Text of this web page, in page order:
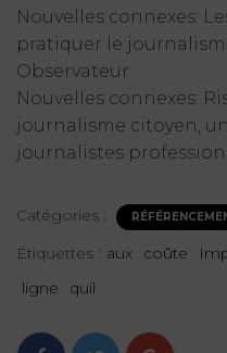
Nouvelles connexes:
pratiquer le
Observateur
Nouvelles connexes:
journalisme citoyen,
journalistes
Catégories :
Étiquettes : aux coûte
ligne
quil